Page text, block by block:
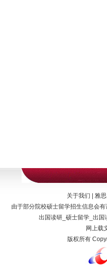
关于我们 | 雅
由于部分院校硕士留学招生信息会
出国读研_硕士留学_出
网上载
版权所有